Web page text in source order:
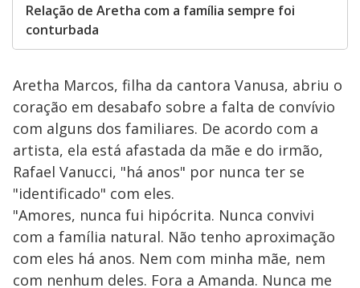
Relação de Aretha com a família sempre foi
conturbada
Aretha Marcos, filha da cantora Vanusa, abriu o
coração em desabafo sobre a falta de convívio
com alguns dos familiares. De acordo com a
artista, ela está afastada da mãe e do irmão,
Rafael Vanucci, "há anos" por nunca ter se
"identificado" com eles.
"Amores, nunca fui hipócrita. Nunca convivi
com a família natural. Não tenho aproximação
com eles há anos. Nem com minha mãe, nem
com nenhum deles. Fora a Amanda. Nunca me